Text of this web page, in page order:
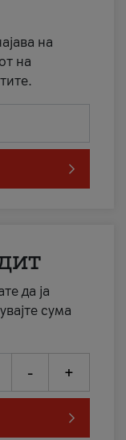
на
на
да ја
сума
- +